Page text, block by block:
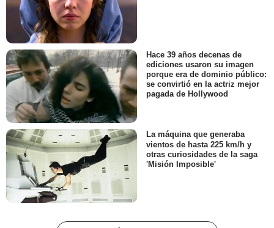
Hace 39 años decenas de
ediciones usaron su imagen
porque era de dominio público:
se convirtió en la actriz mejor
pagada de Hollywood
La máquina que generaba
vientos de hasta 225 km/h y
otras curiosidades de la saga
'Misión Imposible'